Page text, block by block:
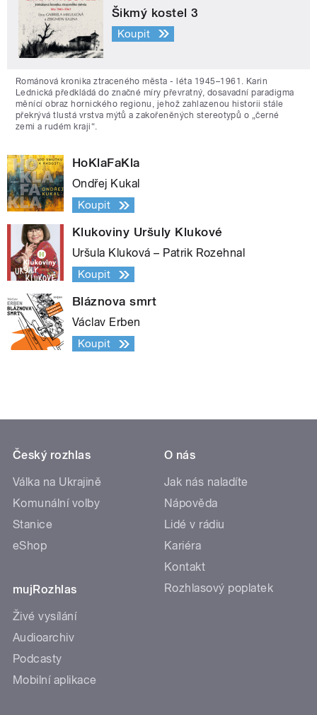
Šikmý kostel 3
Koupit
Románová kronika ztraceného města - léta 1945–1961. Karin
Lednická předkládá do značné míry převratný, dosavadní paradigma
měnící obraz hornického regionu, jehož zahlazenou historii stále
překrývá tlustá vrstva mýtů a zakořeněných stereotypů o „černé
zemi a rudém kraji“.
HoKlaFaKla
Ondřej Kukal
Koupit
Klukoviny Uršuly Klukové
Uršula Kluková – Patrik Rozehnal
Koupit
Bláznova smrt
Václav Erben
Koupit
Český rozhlas
Válka na Ukrajině
Komunální volby
Stanice
eShop
mujRozhlas
Živé vysílání
Audioarchiv
Podcasty
Mobilní aplikace
O nás
Jak nás naladíte
Nápověda
Lidé v rádiu
Kariéra
Kontakt
Rozhlasový poplatek